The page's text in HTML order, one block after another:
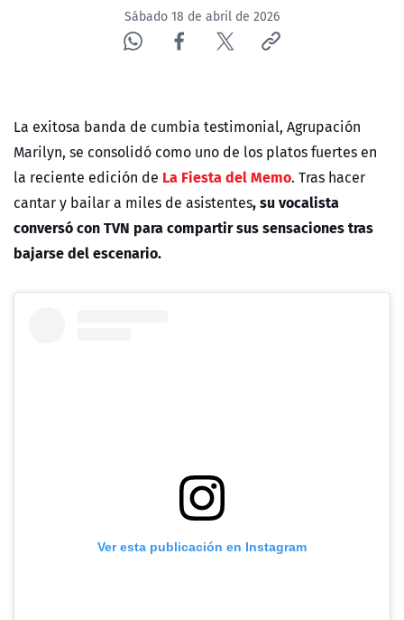
Sábado 18 de abril de 2026
La exitosa banda de cumbia testimonial, Agrupación
Marilyn, se consolidó como uno de los platos fuertes en
la reciente edición de La Fiesta del Memo. Tras hacer
cantar y bailar a miles de asistentes, su vocalista
conversó con TVN para compartir sus sensaciones tras
bajarse del escenario.
Ver esta publicación en Instagram